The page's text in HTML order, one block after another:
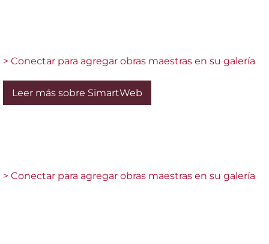
> Conectar para agregar obras maestras en su galería
Leer más sobre SimartWeb
> Conectar para agregar obras maestras en su galería